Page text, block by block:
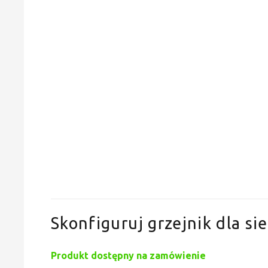
Skonfiguruj grzejnik dla
Produkt dostępny na zamówienie